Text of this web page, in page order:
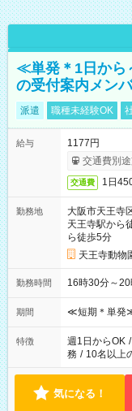
≪単発＊1日から
の受付案内メン
派遣 職種未経験OK
給与
1177円
交通費別
交通費 1日
勤務地
大阪市天王寺
天王寺駅から
ら徒歩5分
天王寺動物
勤務時間 16時30分～
期間 ≪短期＊単発
特徴 週1日からOK /
務 / 10名以上
気になる！